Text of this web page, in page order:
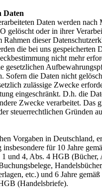
Daten
Daten werden nach
gelöscht oder in ihrer
Rahmen dieser
die bei uns gespeicherten
nicht mehr
gesetzlichen
Sofern die Daten nicht
zulässige Zwecke
eingeschränkt. D.h. die
Zwecke verarbeitet. Das
steuerrechtlichen Gründen
Vorgaben in Deutschland,
für 10 Jahre
und 4, Abs. 4 HGB (Bücher,
etc.) und 6 Jahre
(Handelsbriefe).